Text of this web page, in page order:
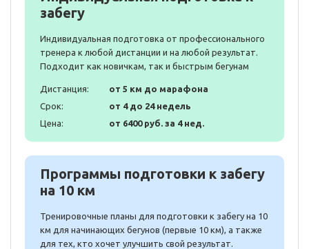
забегу
Индивидуальная подготовка от профессионального
тренера к любой дистанции и на любой результат.
Подходит как новичкам, так и быстрым бегунам
Дистанция:
от 5 км до марафона
Срок:
от 4 до 24 недель
Цена:
от 6400 руб. за 4 нед.
Программы подготовки к забегу
на 10 км
Тренировочные планы для подготовки к забегу на 10
км для начинающих бегунов (первые 10 км), а также
для тех, кто хочет улучшить свой результат.